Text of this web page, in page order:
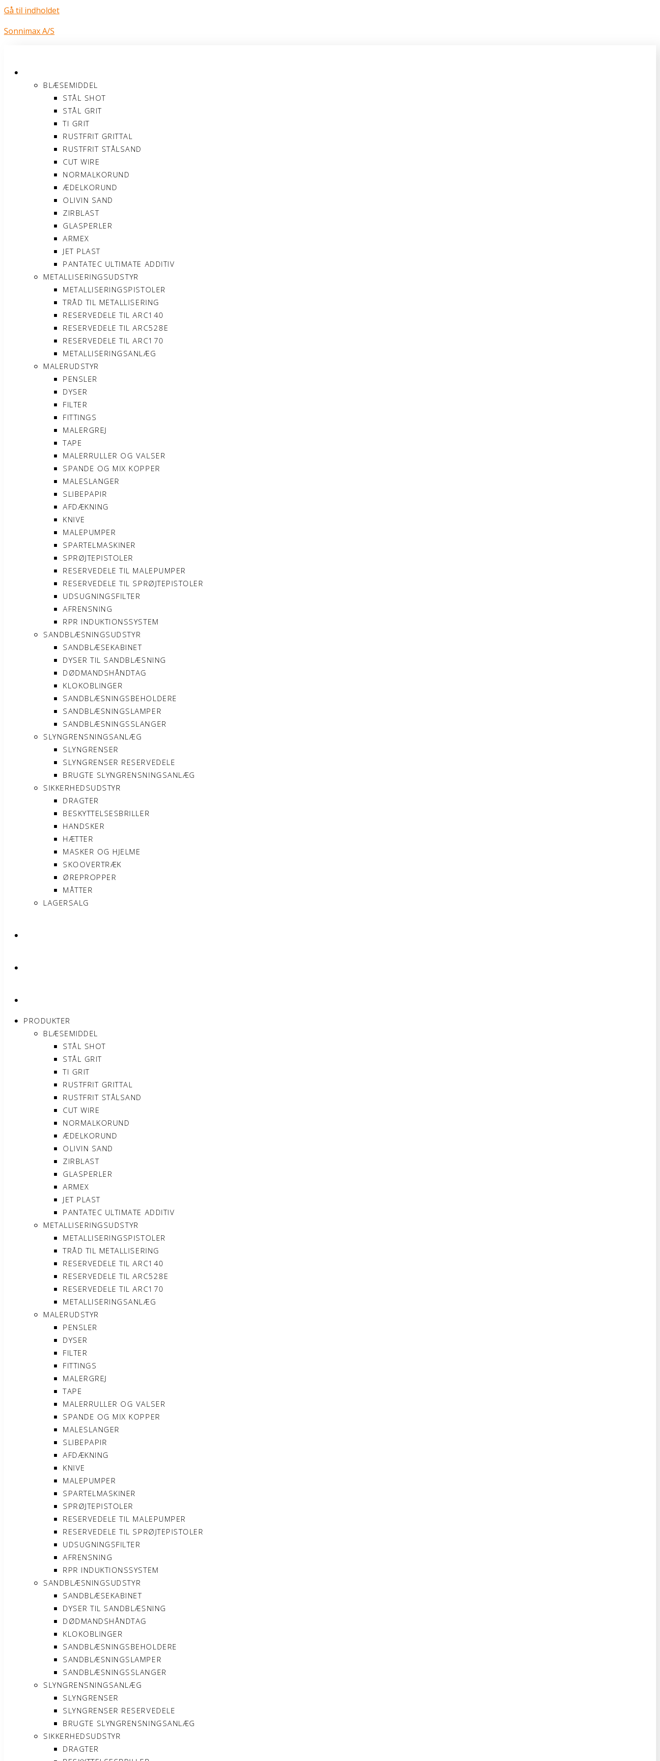
Gå til indholdet
Sonnimax A/S
BLÆSEMIDDEL
STÅL SHOT
STÅL GRIT
TI GRIT
RUSTFRIT GRITTAL
RUSTFRIT STÅLSAND
CUT WIRE
NORMALKORUND
ÆDELKORUND
OLIVIN SAND
ZIRBLAST
GLASPERLER
ARMEX
JET PLAST
PANTATEC ULTIMATE ADDITIV
METALLISERINGSUDSTYR
METALLISERINGSPISTOLER
TRÅD TIL METALLISERING
RESERVEDELE TIL ARC140
RESERVEDELE TIL ARC528E
RESERVEDELE TIL ARC170
METALLISERINGSANLÆG
MALERUDSTYR
PENSLER
DYSER
FILTER
FITTINGS
MALERGREJ
TAPE
MALERRULLER OG VALSER
SPANDE OG MIX KOPPER
MALESLANGER
SLIBEPAPIR
AFDÆKNING
KNIVE
MALEPUMPER
SPARTELMASKINER
SPRØJTEPISTOLER
RESERVEDELE TIL MALEPUMPER
RESERVEDELE TIL SPRØJTEPISTOLER
UDSUGNINGSFILTER
AFRENSNING
RPR INDUKTIONSSYSTEM
SANDBLÆSNINGSUDSTYR
SANDBLÆSEKABINET
DYSER TIL SANDBLÆSNING
DØDMANDSHÅNDTAG
KLOKOBLINGER
SANDBLÆSNINGSBEHOLDERE
SANDBLÆSNINGSLAMPER
SANDBLÆSNINGSSLANGER
SLYNGRENSNINGSANLÆG
SLYNGRENSER
SLYNGRENSER RESERVEDELE
BRUGTE SLYNGRENSNINGSANLÆG
SIKKERHEDSUDSTYR
DRAGTER
BESKYTTELSESBRILLER
HANDSKER
HÆTTER
MASKER OG HJELME
SKOOVERTRÆK
ØREPROPPER
MÅTTER
LAGERSALG
PRODUKTER
BLÆSEMIDDEL
STÅL SHOT
STÅL GRIT
TI GRIT
RUSTFRIT GRITTAL
RUSTFRIT STÅLSAND
CUT WIRE
NORMALKORUND
ÆDELKORUND
OLIVIN SAND
ZIRBLAST
GLASPERLER
ARMEX
JET PLAST
PANTATEC ULTIMATE ADDITIV
METALLISERINGSUDSTYR
METALLISERINGSPISTOLER
TRÅD TIL METALLISERING
RESERVEDELE TIL ARC140
RESERVEDELE TIL ARC528E
RESERVEDELE TIL ARC170
METALLISERINGSANLÆG
MALERUDSTYR
PENSLER
DYSER
FILTER
FITTINGS
MALERGREJ
TAPE
MALERRULLER OG VALSER
SPANDE OG MIX KOPPER
MALESLANGER
SLIBEPAPIR
AFDÆKNING
KNIVE
MALEPUMPER
SPARTELMASKINER
SPRØJTEPISTOLER
RESERVEDELE TIL MALEPUMPER
RESERVEDELE TIL SPRØJTEPISTOLER
UDSUGNINGSFILTER
AFRENSNING
RPR INDUKTIONSSYSTEM
SANDBLÆSNINGSUDSTYR
SANDBLÆSEKABINET
DYSER TIL SANDBLÆSNING
DØDMANDSHÅNDTAG
KLOKOBLINGER
SANDBLÆSNINGSBEHOLDERE
SANDBLÆSNINGSLAMPER
SANDBLÆSNINGSSLANGER
SLYNGRENSNINGSANLÆG
SLYNGRENSER
SLYNGRENSER RESERVEDELE
BRUGTE SLYNGRENSNINGSANLÆG
SIKKERHEDSUDSTYR
DRAGTER